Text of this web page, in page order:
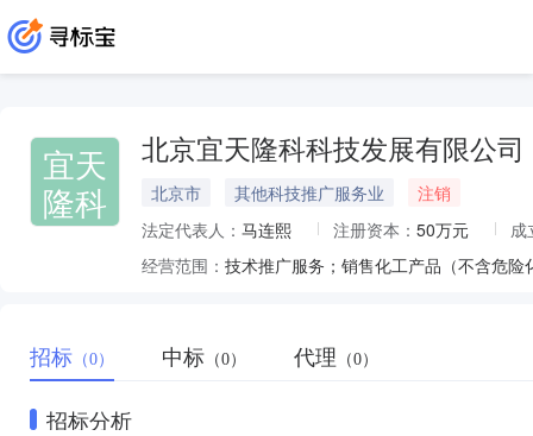
宜天
隆科
北京宜天隆科科技发展有限公司
北京市 其他科技推广服务业
注销
法定代表人： 马连熙 注册资本： 50万元
成
经营范围： 技术推广服务；销售化工产品（不含危
招标 （0） 中标 （0） 代理 （0）
招标分析